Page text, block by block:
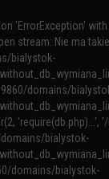
'ErrorException'
stream: Nie ma
bialystok-
domains/
'require(db.php)...',
bialystok-
domains/bialystok-